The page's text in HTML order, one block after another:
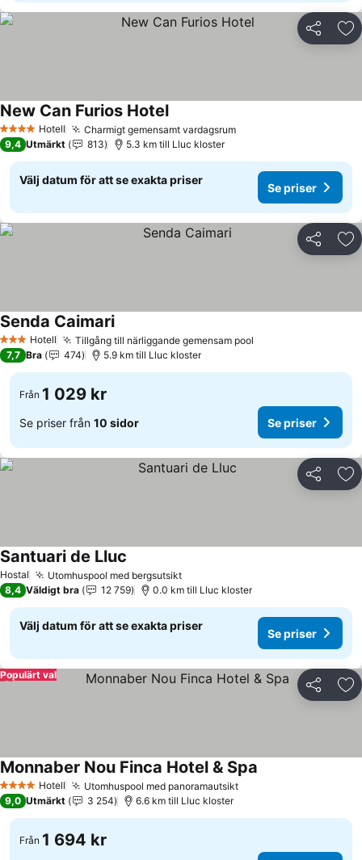
Dela
4 StjärnorHotell Charmigt gemensamt vardagsrumSe priser
New Can Furios HotelSe priser
9,4 Utmärkt 813 5.3 km till Lluc kloster
Välj datum för att se exakta priser
Se priser
Dela
3 StjärnorHotell Tillgång till närliggande gemensam pool
Senda CaimariSe priser
7,7 Bra 474 5.9 km till Lluc kloster
Från 1 029 kr
Se priser från 10 sidor Se priser
Dela
Hostal Utomhuspool med bergsutsiktSe priser
Santuari de Lluc
8,4 Väldigt bra 12 759 0.0 km till Lluc kloster
Välj datum för att se exakta priser
Se priser
Dela
Populärt val
4 StjärnorHotell Utomhuspool med panoramautsiktSe priser
Monnaber Nou Finca Hotel & Spa
9,0 Utmärkt 3 254 6.6 km till Lluc kloster
Från 1 694 kr